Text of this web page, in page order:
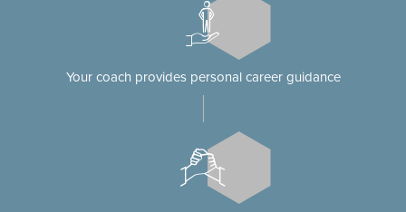
Your coach provides personal career guidance